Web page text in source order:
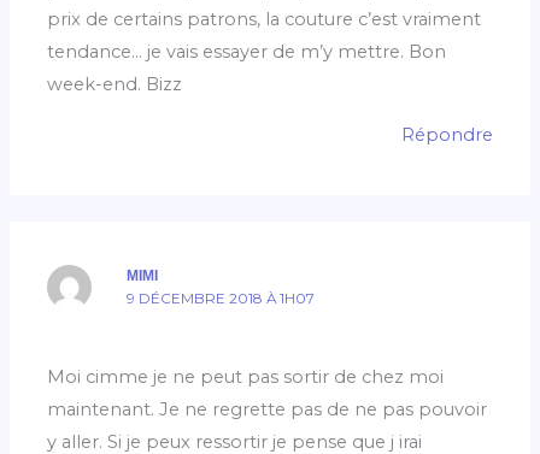
prix de certains patrons, la couture c’est vraiment
tendance… je vais essayer de m’y mettre. Bon
week-end. Bizz
Répondre
MIMI
9 DÉCEMBRE 2018 À 1H07
Moi cimme je ne peut pas sortir de chez moi
maintenant. Je ne regrette pas de ne pas pouvoir
y aller. Si je peux ressortir je pense que j irai